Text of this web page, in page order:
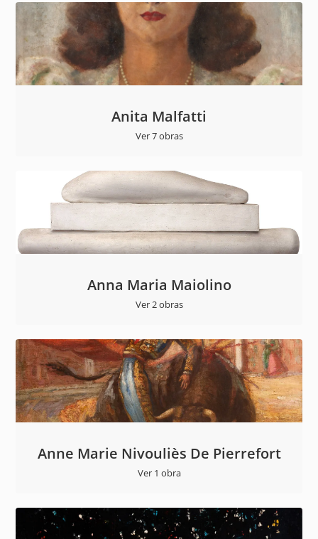
Anita Malfatti
Ver 7 obras
Anna Maria Maiolino
Ver 2 obras
Anne Marie Nivouliès De Pierrefort
Ver 1 obra